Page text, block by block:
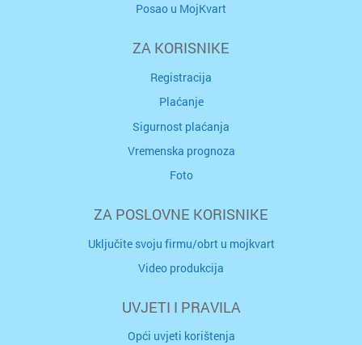
Posao u MojKvart
ZA KORISNIKE
Registracija
Plaćanje
Sigurnost plaćanja
Vremenska prognoza
Foto
ZA POSLOVNE KORISNIKE
Uključite svoju firmu/obrt u mojkvart
Video produkcija
UVJETI I PRAVILA
Opći uvjeti korištenja